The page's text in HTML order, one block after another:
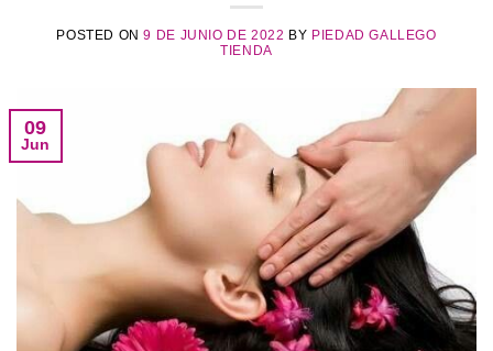
POSTED ON9 DE JUNIO DE 2022 BY PIEDAD GALLEGO
TIENDA
09
Jun